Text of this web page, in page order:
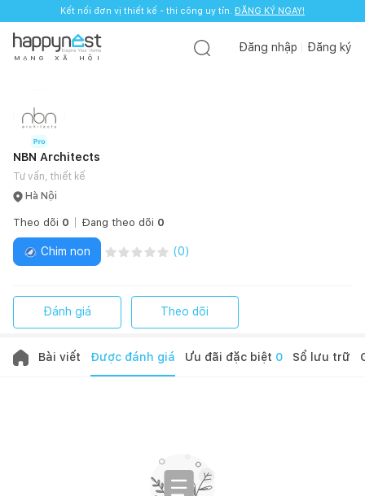
Kết nối đơn vị thiết kế - thi công uy tín. ĐĂNG KÝ NGAY!
M Ạ N G X Ã H Ộ I
Đăng nhập Đăng ký
NBN Architects
Tư vấn, thiết kế
Hà Nội
Theo dõi 0 Đang theo dõi 0
Chim non (0)
Đánh giá Theo dõi
Bài viết Được đánh giá Ưu đãi đặc biệt 0 Sổ lưu trữ